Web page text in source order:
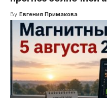
By Евгения Примакова